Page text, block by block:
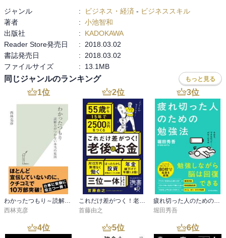
ジャンル : ビジネス・経済 - ビジネススキル
著者
: 小池智和
出版社
:
KADOKAWA
Reader Store発売日
:
2018.03.02
書誌発売日
:
2018.03.02
ファイルサイズ
: 13.1MB
同じジャンルのランキング もっと見る
1位
わかったつもり～読解力がつかない本当の原因～
西林克彦
2位
これだけ差がつく！老後のお金 55歳から15年で2500万円をつくる
首藤由之
3位
疲れ切った人のための勉強法
堀田秀吾
4位 5位 6位